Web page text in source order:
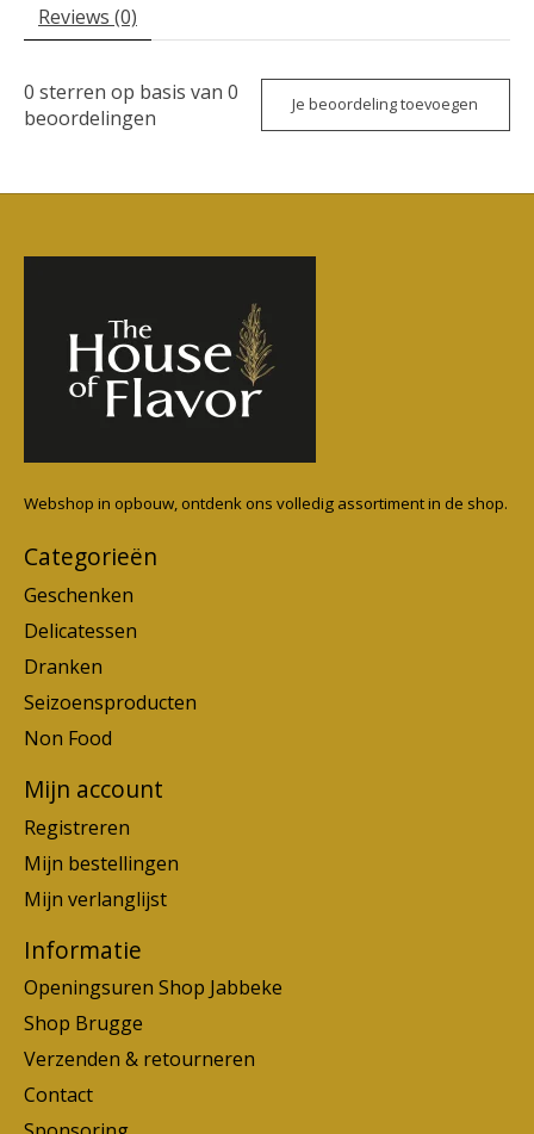
Reviews (0)
0 sterren op basis van 0
beoordelingen
Je beoordeling toevoegen
Webshop in opbouw, ontdenk ons volledig assortiment in de shop.
Categorieën
Geschenken
Delicatessen
Dranken
Seizoensproducten
Non Food
Mijn account
Registreren
Mijn bestellingen
Mijn verlanglijst
Informatie
Openingsuren Shop Jabbeke
Shop Brugge
Verzenden & retourneren
Contact